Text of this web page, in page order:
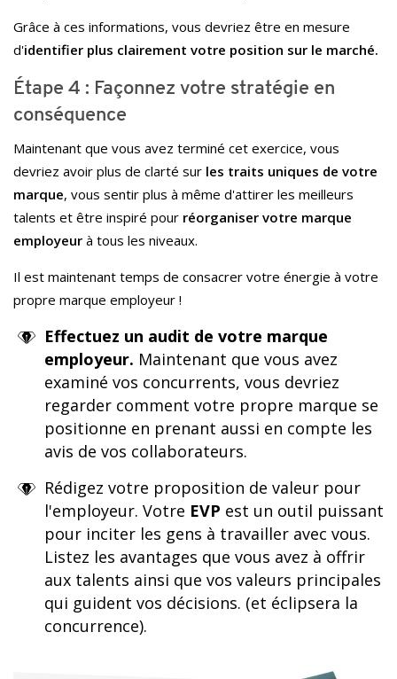
Grâce à ces informations, vous devriez être en mesure
d'identifier plus clairement votre position sur le marché.
Étape 4 : Façonnez votre stratégie en
conséquence
Maintenant que vous avez terminé cet exercice, vous
devriez avoir plus de clarté sur les traits uniques de votre
marque, vous sentir plus à même d'attirer les meilleurs
talents et être inspiré pour réorganiser votre marque
employeur à tous les niveaux.
Il est maintenant temps de consacrer votre énergie à votre
propre marque employeur !
Effectuez un audit de votre marque
employeur. Maintenant que vous avez
examiné vos concurrents, vous devriez
regarder comment votre propre marque se
positionne en prenant aussi en compte les
avis de vos collaborateurs.
Rédigez votre proposition de valeur pour
l'employeur. Votre EVP est un outil puissant
pour inciter les gens à travailler avec vous.
Listez les avantages que vous avez à offrir
aux talents ainsi que vos valeurs principales
qui guident vos décisions. (et éclipsera la
concurrence).